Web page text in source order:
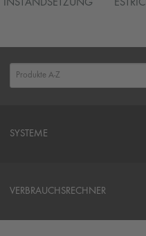
INSTANDSETZUNG
SYSTEME
VERBRAUCHSRECHNER